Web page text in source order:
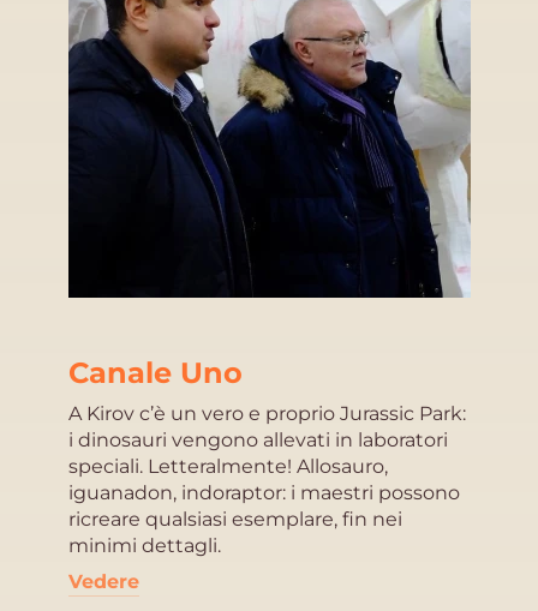
Canale Uno
A Kirov c’è un vero e proprio Jurassic Park:
i dinosauri vengono allevati in laboratori
speciali. Letteralmente! Allosauro,
iguanadon, indoraptor: i maestri possono
ricreare qualsiasi esemplare, fin nei
minimi dettagli.
Vedere